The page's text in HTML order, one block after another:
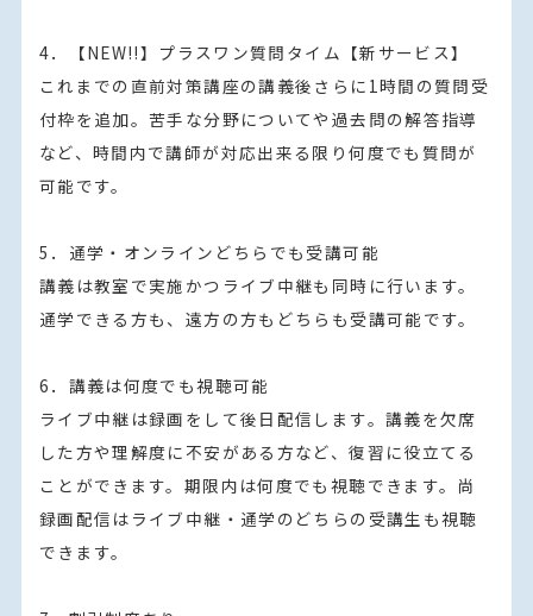
4．【NEW!!】プラスワン質問タイム【新サービス】
これまでの直前対策講座の講義後さらに1時間の質問受
付枠を追加。苦手な分野についてや過去問の解答指導
など、時間内で講師が対応出来る限り何度でも質問が
可能です。
5．通学・オンラインどちらでも受講可能
講義は教室で実施かつライブ中継も同時に行います。
通学できる方も、遠方の方もどちらも受講可能です。
6．講義は何度でも視聴可能
ライブ中継は録画をして後日配信します。講義を欠席
した方や理解度に不安がある方など、復習に役立てる
ことができます。期限内は何度でも視聴できます。尚
録画配信はライブ中継・通学のどちらの受講生も視聴
できます。